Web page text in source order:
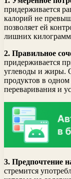
придерживается
калорий не
позволяет ей
лишних
2. Правильное
придерживается
углеводы и жиры.
продуктов в
переваривания и
3. Предпочтение
стремится